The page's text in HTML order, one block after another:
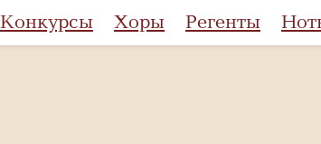
Конкурсы Хоры Регенты